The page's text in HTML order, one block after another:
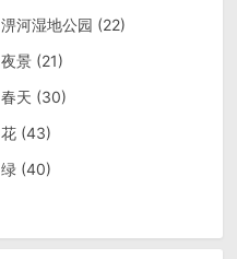
淠河湿地公园 (22)
夜景(21)
春天 (30)
花(43)
绿(40)